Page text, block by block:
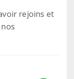
rejoins et